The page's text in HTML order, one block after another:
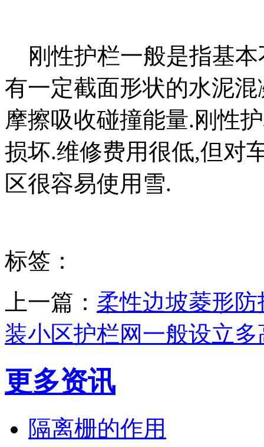
刚性护栏一般是指基本
有一定截面形状的水泥
摩擦吸收碰撞能量.刚性
损坏.维修费用很低,但对
区很容易使用雪.
标签：
上一篇： 柔性边坡菱形
装小区护栏网一般设立多
更多资讯
隔离栅的作用